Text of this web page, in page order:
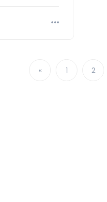
« 1 2